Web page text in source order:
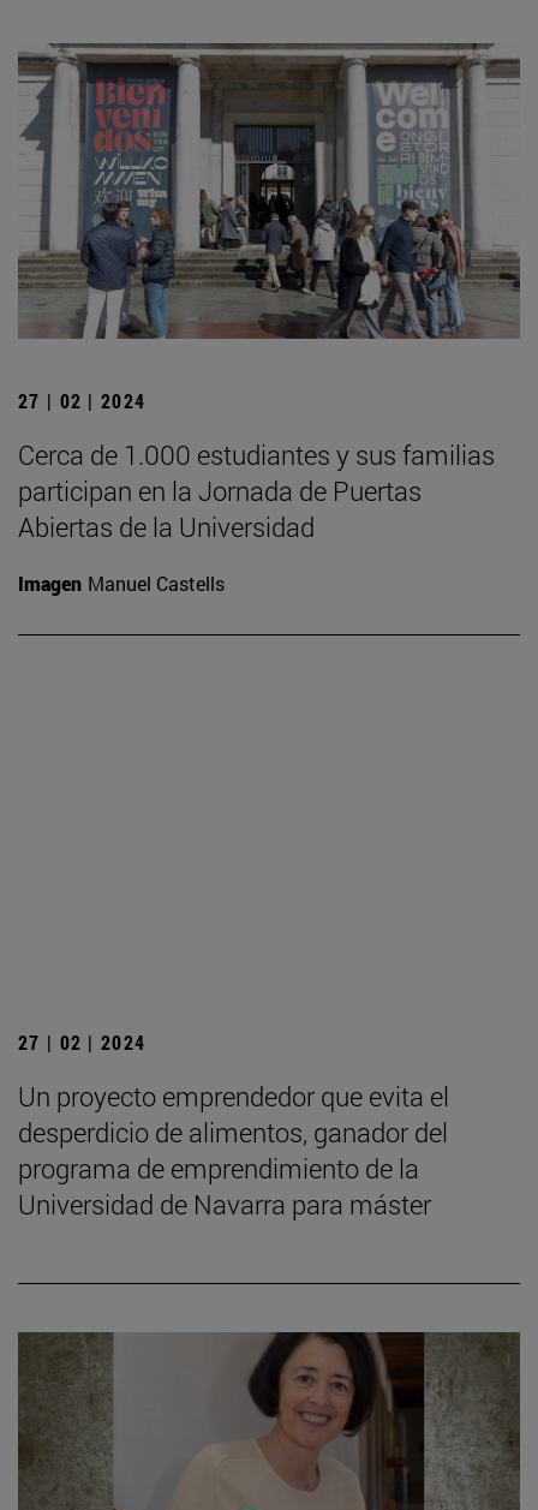
27 | 02 | 2024
Cerca de 1.000 estudiantes y sus familias
participan en la Jornada de Puertas
Abiertas de la Universidad
Imagen Manuel Castells
27 | 02 | 2024
Un proyecto emprendedor que evita el
desperdicio de alimentos, ganador del
programa de emprendimiento de la
Universidad de Navarra para máster